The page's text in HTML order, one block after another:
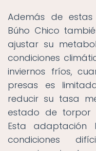
Además de
Búho Chico
ajustar su
condiciones
inviernos fríos,
presas es
reducir su tasa
estado de torpor
Esta adaptación
condiciones